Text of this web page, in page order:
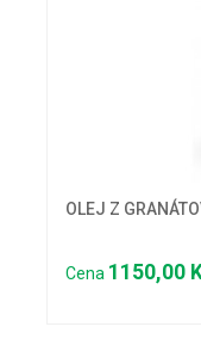
OLEJ Z
Cena 1150,00